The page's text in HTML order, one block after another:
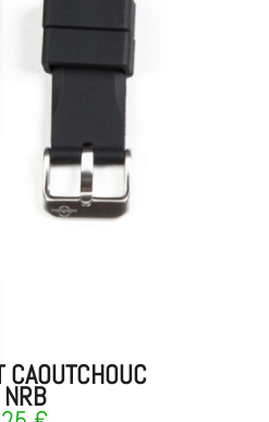
CAOUTCHOUC
NRB